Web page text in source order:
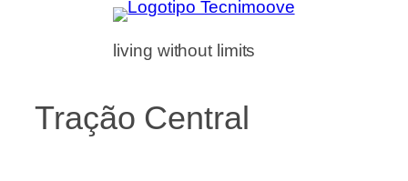
living without limits
Tração Central